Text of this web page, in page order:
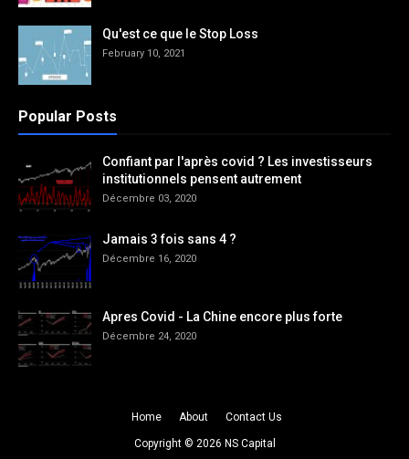
Qu'est ce que le Stop Loss
February 10, 2021
Popular Posts
Confiant par l'après covid ? Les investisseurs
institutionnels pensent autrement
Décembre 03, 2020
Jamais 3 fois sans 4 ?
Décembre 16, 2020
Apres Covid - La Chine encore plus forte
Décembre 24, 2020
Home About Contact Us
Copyright © 2026 NS Capital